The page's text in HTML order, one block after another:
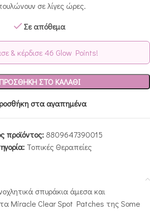
σε λίγες ώρες.
Σε απόθεμα
& κέρδισε 46 Glow Points!
ΠΡΟΣΘΉΚΗ ΣΤΟ ΚΑΛΆΘΙ
στα αγαπημένα
προϊόντος: 8809647390015
Τοπικές Θεραπείες
σπυράκια άμεσα και
Miracle Clear Spot Patches της Some